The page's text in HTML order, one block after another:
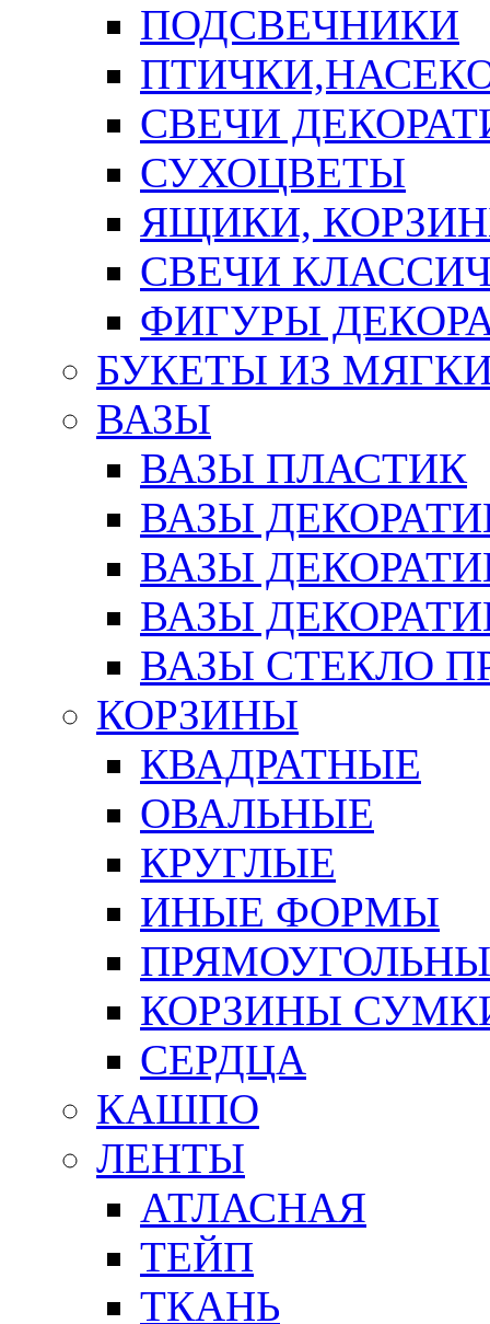
ПОДСВЕЧНИКИ
СВЕЧИ
СУХОЦВЕТЫ
ЯЩИКИ,
СВЕЧИ
ФИГУРЫ
БУКЕТЫ ИЗ
ВАЗЫ
ВАЗЫ ПЛАСТИК
ВАЗЫ
ВАЗЫ
ВАЗЫ
ВАЗЫ СТЕКЛО
КОРЗИНЫ
КВАДРАТНЫЕ
ОВАЛЬНЫЕ
КРУГЛЫЕ
ИНЫЕ ФОРМЫ
КОРЗИНЫ
СЕРДЦА
КАШПО
ЛЕНТЫ
АТЛАСНАЯ
ТЕЙП
ТКАНЬ